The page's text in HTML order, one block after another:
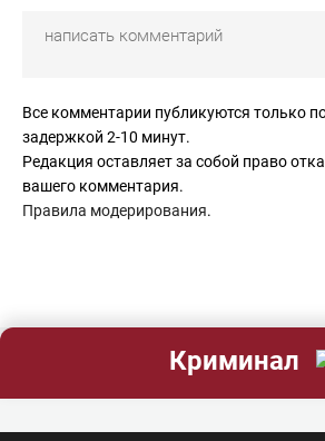
Все комментарии публикуются только
задержкой 2-10 минут.
Редакция оставляет за собой право
вашего комментария.
Правила модерирования.
Криминал